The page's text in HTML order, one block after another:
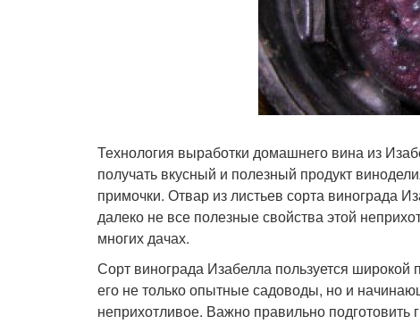
Технология выработки домашнего вина из
получать вкусный и полезный продукт
примочки. Отвар из листьев сорта винограда
далеко не все полезные свойства этой
многих дачах.
Сорт винограда Изабелла пользуется
его не только опытные садоводы, но и
неприхотливое. Важно правильно